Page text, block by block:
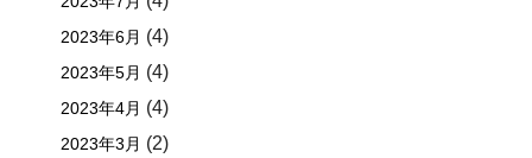
2023年6月 (4)
2023年5月 (4)
2023年4月 (4)
2023年3月 (2)